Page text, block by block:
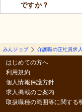
ですか？
みんジョブ 介護職の正社員求人
はじめての方へ
利用規約
個人情報保護方針
求人掲載のご案内
取扱職種の範囲等に関する